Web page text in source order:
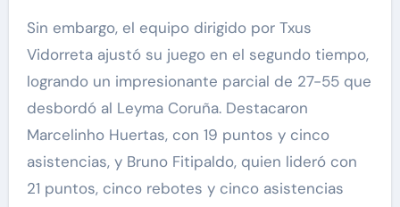
Sin embargo, el equipo dirigido por Txus
Vidorreta ajustó su juego en el segundo tiempo,
logrando un impresionante parcial de 27-55 que
desbordó al Leyma Coruña. Destacaron
Marcelinho Huertas, con 19 puntos y cinco
asistencias, y Bruno Fitipaldo, quien lideró con
21 puntos, cinco rebotes y cinco asistencias